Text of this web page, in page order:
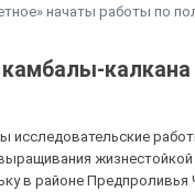
начаты работы по
калкана
исследовательские
жизнестойкой
в районе Предпроливья